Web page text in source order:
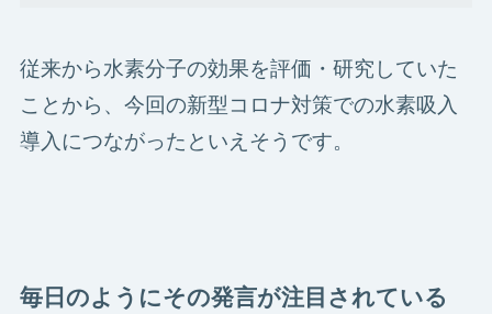
従来から水素分子の効果を評価・研究していた
ことから、今回の新型コロナ対策での水素吸入
導入につながったといえそうです。
毎日のようにその発言が注目されている